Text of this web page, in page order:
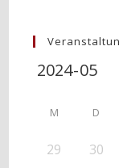
M D
29 30